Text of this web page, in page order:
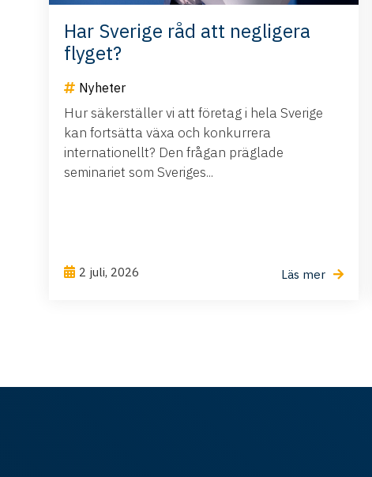
Har Sverige råd att negligera
flyget?
Nyheter
Hur säkerställer vi att företag i hela Sverige
kan fortsätta växa och konkurrera
internationellt? Den frågan präglade
seminariet som Sveriges...
2 juli, 2026 Läs mer